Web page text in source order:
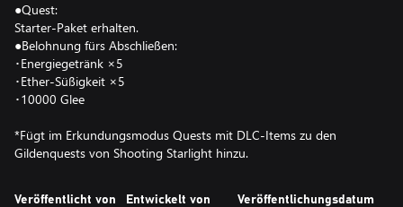
●Quest:
Starter-Paket erhalten.
●Belohnung fürs Abschließen:
･Energiegetränk ×5
･Ether-Süßigkeit ×5
･10000 Glee
*Fügt im Erkundungsmodus Quests mit DLC-Items zu den
Gildenquests von Shooting Starlight hinzu.
Veröffentlicht von Entwickelt von Veröffentlichungsdatum